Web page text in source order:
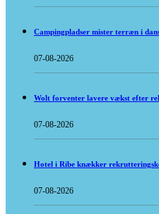
Campingpladser mister terræn i
07-08-2026
Wolt forventer lavere vækst efter
07-08-2026
Hotel i Ribe knækker
07-08-2026